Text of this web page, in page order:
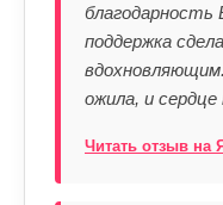
поддержка
ожила, и
Читать отзыв на